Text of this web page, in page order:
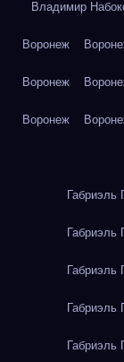
Владимир
Воронеж
Воронеж
Воронеж
Габриэль
Габриэль
Габриэль
Габриэль
Габриэль